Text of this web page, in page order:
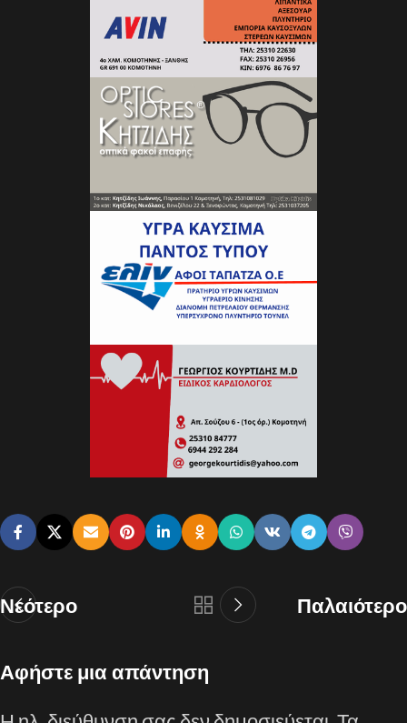
Νεότερο Παλαιότερο
Αφήστε μια απάντηση